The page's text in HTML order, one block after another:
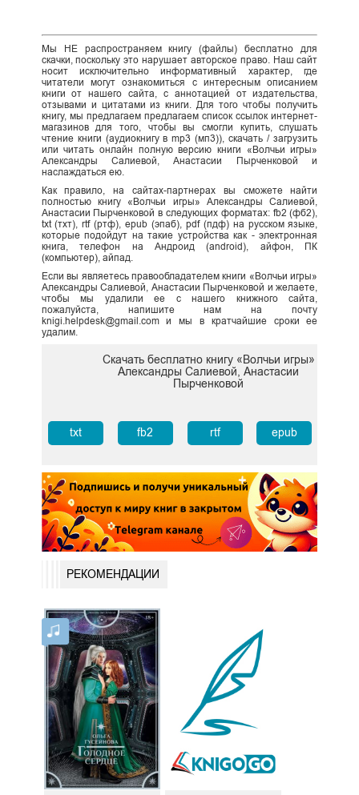
Мы НЕ распространяем книгу (файлы) бесплатно для
скачки, поскольку это нарушает авторское право. Наш сайт
носит исключительно информативный характер, где
читатели могут ознакомиться с интересным описанием
книги от нашего сайта, с аннотацией от издательства,
отзывами и цитатами из книги. Для того чтобы получить
книгу, мы предлагаем предлагаем список ссылок интернет-
магазинов для того, чтобы вы смогли купить, слушать
чтение книги (аудиокнигу в mp3 (мп3)), скачать / загрузить
или читать онлайн полную версию книги «Волчьи игры»
Александры Салиевой, Анастасии Пырченковой и
наслаждаться ею.
Как правило, на сайтах-партнерах вы сможете найти
полностью книгу «Волчьи игры» Александры Салиевой,
Анастасии Пырченковой в следующих форматах: fb2 (фб2),
txt (тхт), rtf (ртф), epub (эпаб), pdf (пдф) на русском языке,
которые подойдут на такие устройства как - электронная
книга, телефон на Андроид (android), айфон, ПК
(компьютер), айпад.
Если вы являетесь правообладателем книги «Волчьи игры»
Александры Салиевой, Анастасии Пырченковой и желаете,
чтобы мы удалили ее с нашего книжного сайта,
пожалуйста, напишите нам на почту
knigi.helpdesk@gmail.com и мы в кратчайшие сроки ее
удалим.
Скачать бесплатно книгу «Волчьи игры»
Александры Салиевой, Анастасии
Пырченковой
txt fb2 rtf epub
РЕКОМЕНДАЦИИ